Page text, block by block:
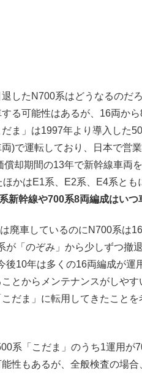
したN700系はどうなるのだ
る可能性はあるが、16両か
ま」は1997年より導入した
)で運転しており、日本で営
償却期間の13年で新幹線車両
かはE1系、E2系、E4系と
新幹線や700系8両編成はい
廃車しているのにN700系は
が「のぞみ」から少しずつ撤
後10年は多くの16両編成が
とからメンテナンスがしや
だま」に転用してきたこと
系「こだま」のうち1運用
性もあるが、全般検査の場